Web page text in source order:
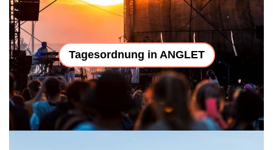
Tagesordnung in ANGLET